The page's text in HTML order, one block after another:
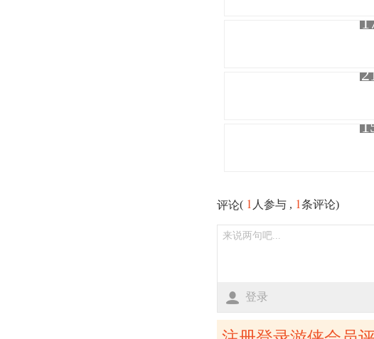
评论( 1 人参与 , 1条评论)
登录